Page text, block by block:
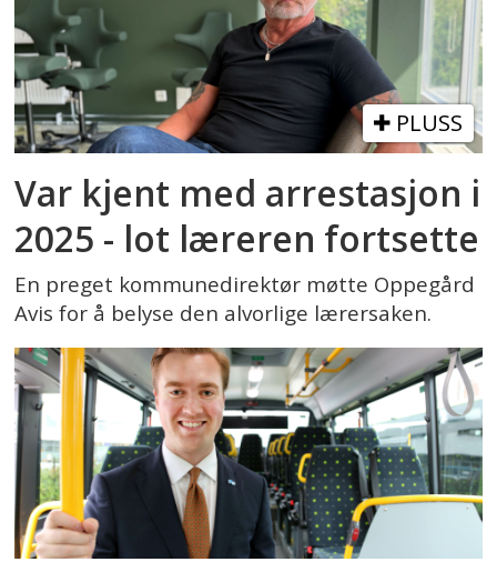
PLUSS
Var kjent med arrestasjon i
2025 - lot læreren fortsette
En preget kommunedirektør møtte Oppegård
Avis for å belyse den alvorlige lærersaken.